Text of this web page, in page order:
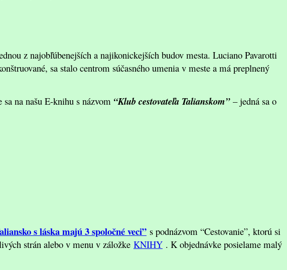
z najobľúbenejších a najikonickejších budov mesta. Luciano Pavarotti
sa stalo centrom súčasného umenia v meste a má preplnený
na našu E-knihu s názvom “Klub cestovateľa Talianskom”– jedná sa o
s láska majú 3 spoločné veci” s podnázvom “Cestovanie”, ktorú si
strán alebo v menu v záložke KNIHY . K objednávke posielame malý